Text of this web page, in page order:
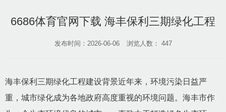
6686体育官网下载 海丰保利三期绿化工程
发布时间：2026-06-06 浏览人数： 447
海丰保利三期绿化工程建设背景近年来，环境污染日益严
重，城市绿化成为各地政府高度重视的环境问题。海丰市作